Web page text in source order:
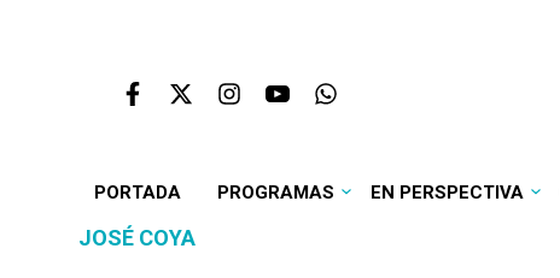
PORTADA PROGRAMAS EN PERSPECTIVA
JOSÉ COYA